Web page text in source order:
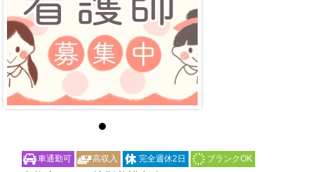
車通勤可 高収入 完全週休2日 ブランクOK